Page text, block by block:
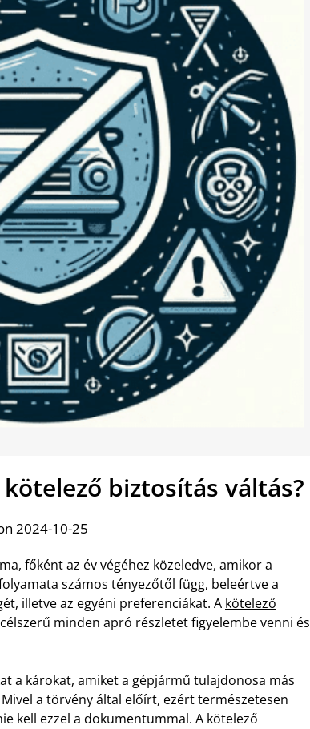
biztosítás váltás?
2024-10-25
főként az év végéhez közeledve, amikor a
számos tényezőtől függ, beleértve a
illetve az egyéni preferenciákat. A kötelező
célszerű minden apró részletet figyelembe venni és
a károkat, amiket a gépjármű tulajdonosa más
a törvény által előírt, ezért természetesen
kell ezzel a dokumentummal. A kötelező